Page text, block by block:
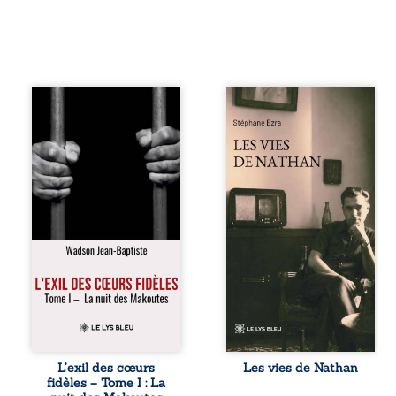
« Une nuit suffit
parfois pour briser
une famille… mais
certaines fidélités
traversent les
années. » Haïti,
sous la dictature
des Duvalier. La
peur s’étend
jusque dans les
villages les plus
reculés. À Bainet,
Jean-Joël Joli
mène une
avec sa famille.
respecté, il refuse
pourtant de
fermer les yeux
L’exil des cœurs
fidèles – Tome I : La
Les vies de
Nathan est un
né en trois jours,
au printemps
2026. Pour la
première fois,
Stéphane Ezra,
médium, a pu
communiquer
avec son père,
disparu depuis
plus de vingt ans
et qu’il n’a jamais
connu. De ce
dialogue par-delà
la mort naissent
des poèmes qui
retracent une vie
Les vies de Nathan